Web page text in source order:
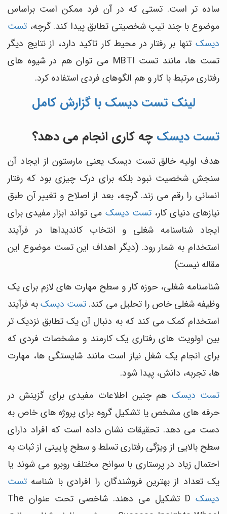
ساده تر است. تستی که در آن فرد ممکن است براساس
موضوع با چند تیپ شخصیتی تطابق پیدا کند. گرچه، تست
دیسک تنها بر رفتار در محیط کار تاکید دارد، از نتایج دیگر
تست ها، مانند تست MBTI می توان هم در شیوه های
رفتاری مرتبط با کار و هم الگوهای فردی استفاده کرد.
لینک تست دیسک با گزارش کامل
تست دیسک چه کاری انجام می دهد؟
هدف اولیه خالق تست دیسک یعنی مارستون از ایجاد آن
سنجش شخصیت نبود بلکه برای درک چیزی بود که رفتار
انسانی را رقم می زند. گرچه، بعد از اصلاح و تغییر آن طبق
نیازهای دنیای کار،تست دیسک می تواند ابزار مفیدی برای
ایجاد شناسنامه شغلی و انتخاب کاندیداها در فرآیند
استخدام به شمار رود. (دیگر اهداف این تست موضوع این
مقاله نیست)
شناسنامه شغلی، حوزه کار و سطح مهارت های لازم برای یک
وظیفه شغلی خاص را تحلیل می کند. تست دیسکبه فرآیند
استخدام کمک می کند که به دنبال آن یک تطابق نزدیک تر
بین اولویت های رفتاری یک کارمند و مشخصات فردی که
برای انجام یک شغل نیاز است مانند شایستگی ها، مهارت
ها، تجربه، دانش، پیدا شود.
تست دیسک هم چنین اطلاعات مفیدی برای گزینش در
حرفه های مشخص یا تشکیل گروه برای پروژه های خاص به
دست می دهد. تحقیقات نشان داده است که افراد دارای
سطح بالایی از ویژگی رفتاری تسلط و سطح پایینی از ثبات به
احتمال زیاد در پرستاری با سوانح مختلف روبرو می شوند یا
یک تعداد از بهترین فروشندگان را افرادی با شناسه تست
دیسک
D تشکیل می دهند. شاخصی تحت عنوان The